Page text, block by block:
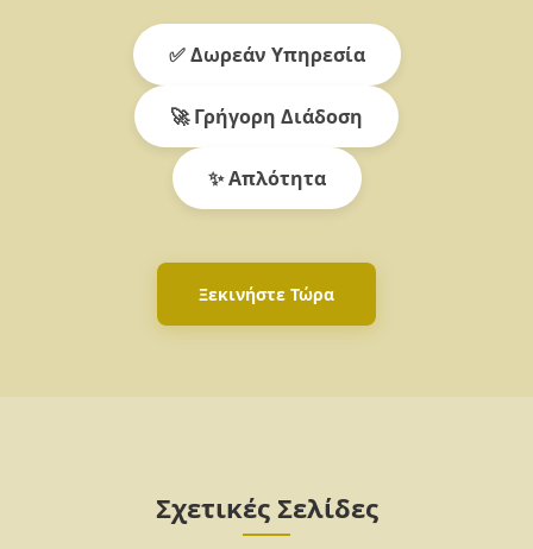
✅ Δωρεάν Υπηρεσία
🚀 Γρήγορη Διάδοση
✨ Απλότητα
Ξεκινήστε Τώρα
Σχετικές Σελίδες